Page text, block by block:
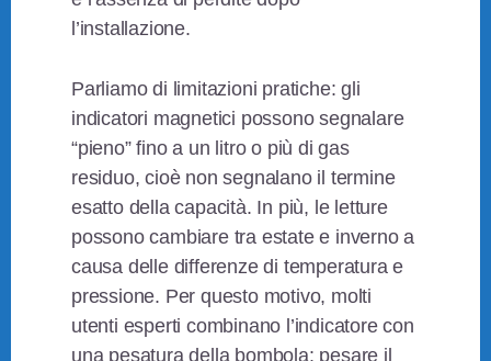
l’installazione.
Parliamo di limitazioni pratiche: gli
indicatori magnetici possono segnalare
“pieno” fino a un litro o più di gas
residuo, cioè non segnalano il termine
esatto della capacità. In più, le letture
possono cambiare tra estate e inverno a
causa delle differenze di temperatura e
pressione. Per questo motivo, molti
utenti esperti combinano l’indicatore con
una pesatura della bombola: pesare il